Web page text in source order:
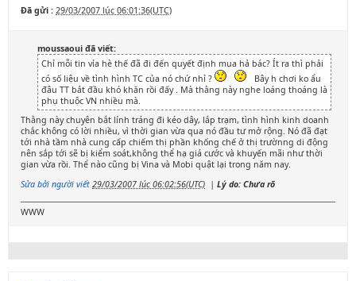
Đã gửi : 29/03/2007 lúc 06:01:36(UTC)
moussaoui đã viết:
Chỉ mỗi tin vỉa hè thế đã đi đến quyết định mua hả bác? Ít ra thì phải
có số liệu về tình hình TC của nó chứ nhỉ ?
Bây h chơi ko ẩu
đâu TT bắt đầu khó khăn rồi đấy . Mà thằng này nghe loáng thoáng là
phụ thuộc VN nhiều mà.
Thằng này chuyên bắt lính tráng đi kéo dây, lắp trạm, tình hình kinh doanh
chắc không có lời nhiều, vì thời gian vừa qua nó đầu tư mở rộng. Nó đã đạt
tới nhà tầm nhà cung cấp chiếm thị phần khống chế ở thị trườnng di động
nên sắp tới sẽ bị kiểm soát,không thể hạ giá cước và khuyến mãi như thời
gian vừa rồi. Thể nào cũng bị Vina và Mobi quật lại trong năm nay.
Sửa bởi người viết 29/03/2007 lúc 06:02:56(UTC) | Lý do: Chưa rõ
WWW